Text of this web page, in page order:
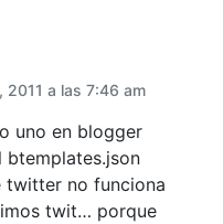
2011 a las 7:46 am
uno en blogger
btemplates.json
twitter no funciona
twit… porque